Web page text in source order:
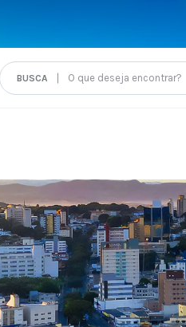
O que deseja encontrar?